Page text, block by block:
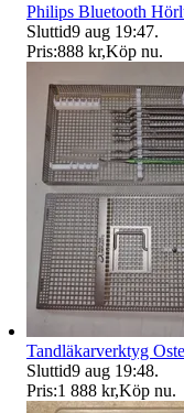
Philips Bluetooth
Sluttid9 aug 19:47.
Pris:888 kr,Köp nu.
Tandläkarverktyg
Sluttid9 aug 19:48.
Pris:1 888 kr,Köp nu.